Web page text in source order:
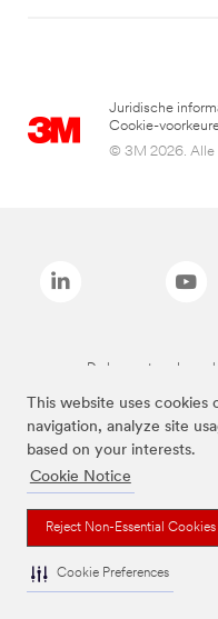
This website uses
navigation, analyze site
based on your interests.
Cookie Notice
Reject Non-Essential Cookies
Cookie Preferences
Juridische
Cookie-
© 3M 2026. Alle
De bovenstaande